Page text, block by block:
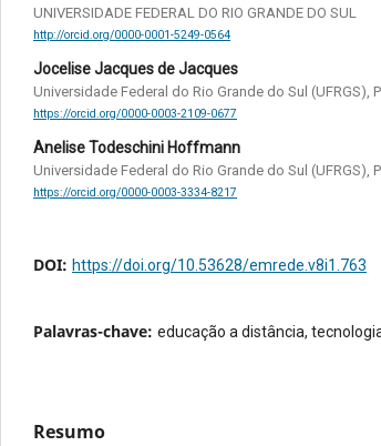
UNIVERSIDADE FEDERAL DO RIO GRANDE DO SUL
http://orcid.org/0000-0001-5249-0564
Jocelise Jacques de Jacques
Universidade Federal do Rio Grande do Sul
https://orcid.org/0000-0003-2109-0677
Anelise Todeschini Hoffmann
Universidade Federal do Rio Grande do Sul
https://orcid.org/0000-0003-3334-8217
DOI: https://doi.org/10.53628/emrede.v8i1.763
Palavras-chave: educação a distância,
Resumo